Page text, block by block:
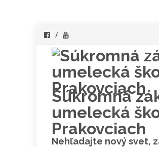
Súkromná
umelecká
Prakovciach
Nehľadajte nový svet,